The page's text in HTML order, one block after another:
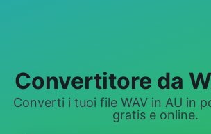
Convertitore da
Converti i tuoi file WAV in AU in
gratis e online.